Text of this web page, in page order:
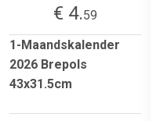
€ 4.59
1-Maandskalender
2026 Brepols
43x31.5cm